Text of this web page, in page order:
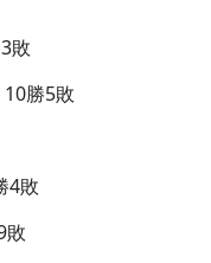
敗
勝5敗
4敗
敗